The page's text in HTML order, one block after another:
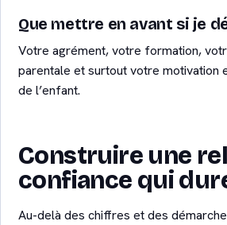
Que mettre en avant si je
Votre agrément, votre formation,
parentale et surtout votre motivation
de l’enfant.
Construire une
confiance qui
Au-delà des chiffres et des